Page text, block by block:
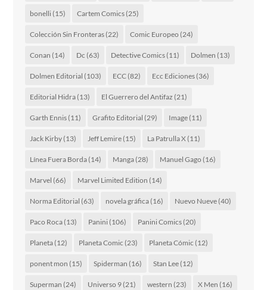
bonelli(15) Cartem Comics(25)
Colección Sin Fronteras(22) Comic Europeo (24)
Conan (14) Dc (63) Detective Comics(11) Dolmen (13)
Dolmen Editorial (103) ECC(82) Ecc Ediciones(36)
Editorial Hidra(13) El Guerrero del Antifaz (21)
Garth Ennis(11) Grafito Editorial (29) Image(11)
Jack Kirby(13) Jeff Lemire(15) La Patrulla X(11)
Línea Fuera Borda(14) Manga(28) Manuel Gago (16)
Marvel (66) Marvel Limited Edition (14)
Norma Editorial (63) novela gráfica(16) Nuevo Nueve(40)
Paco Roca(13) Panini(106) Panini Comics(20)
Planeta(12) Planeta Comic (23) Planeta Cómic (12)
ponent mon (15) Spiderman (16) Stan Lee(12)
Superman (24) Universo 9(21) western (23) X Men (16)